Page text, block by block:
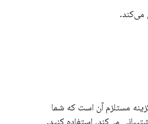
می‌کند.
مستلزم آن است که شما